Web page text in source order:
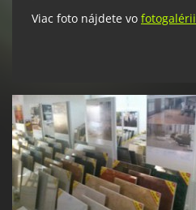
Viac foto nájdete vo fotogalérii